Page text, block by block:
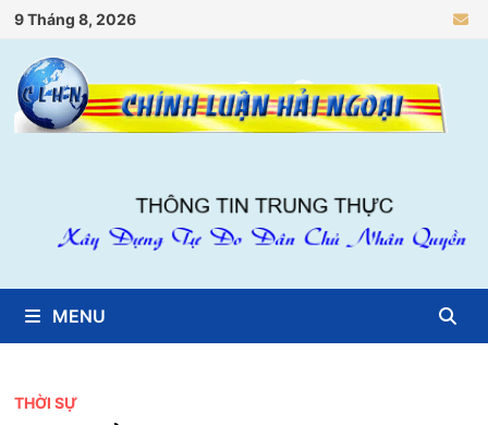
Skip
to
content
9 Tháng 8, 2026
MENU
THỜI SỰ